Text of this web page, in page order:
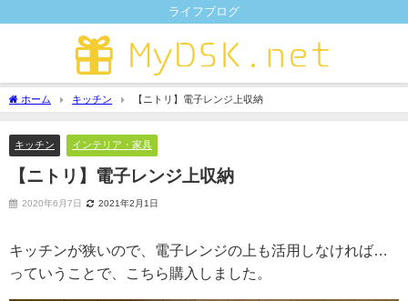
ライフブログ
ホーム キッチン 【ニトリ】電子レンジ上収納
キッチン インテリア・家具
【ニトリ】電子レンジ上収納
2020年6月7日 2021年2月1日
キッチンが狭いので、電子レンジの上も活用しなければ…
っていうことで、こちら購入しました。